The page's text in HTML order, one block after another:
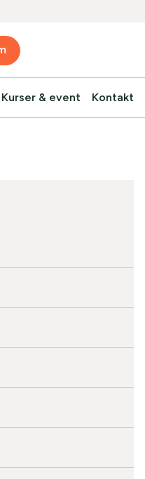
Kurser & event Kontakt